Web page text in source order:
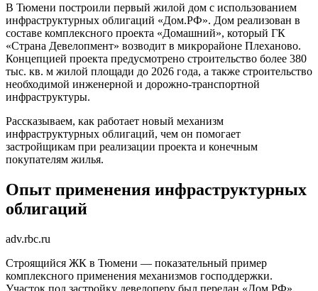
В Тюмени построили первый жилой дом с использованием
инфраструктурных облигаций «Дом.РФ». Дом реализован в
составе комплексного проекта «Домашний», который ГК
«Страна Девелопмент» возводит в микрорайоне Плеханово.
Концепцией проекта предусмотрено строительство более 380
тыс. кв. м жилой площади до 2026 года, а также строительство
необходимой инженерной и дорожно-транспортной
инфраструктуры.
Рассказываем, как работает новый механизм
инфраструктурных облигаций, чем он помогает
застройщикам при реализации проекта и конечным
покупателям жилья.
Опыт применения инфраструктурных
облигаций
adv.rbc.ru
Строящийся ЖК в Тюмени — показательный пример
комплексного применения механизмов господдержки.
Участок под застройку девелоперу был передан «Дом.РФ»,